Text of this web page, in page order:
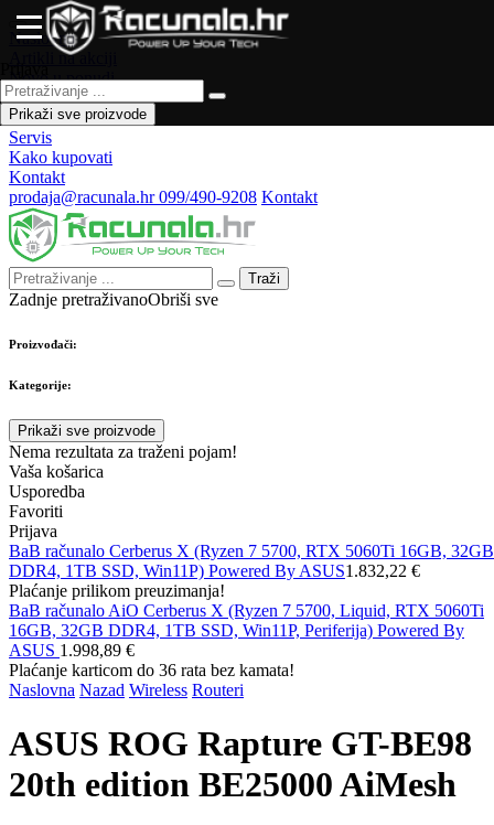
Naslovna
Artikli na akciji
Novo u ponudi
Česta pitanja
Forum
Servis
Kako kupovati
Kontakt
prodaja@racunala.hr099/490-9208 Kontakt
Traži
Zadnje pretraživanoObriši sve
Proizvođači:
Kategorije:
Prikaži sve proizvode
Nema rezultata za traženi pojam!
Vaša košarica
Usporedba
Favoriti
Prijava
Prikaži sve proizvode
BaB računalo Cerberus X (Ryzen 7 5700, RTX 5060Ti 16GB, 32GB
DDR4, 1TB SSD, Win11P) Powered By ASUS1.832,22 €
Plaćanje prilikom preuzimanja!
BaB računalo AiO Cerberus X (Ryzen 7 5700, Liquid, RTX 5060Ti
16GB, 32GB DDR4, 1TB SSD, Win11P, Periferija) Powered By
ASUS 1.998,89 €
Plaćanje karticom do 36 rata bez kamata!
Naslovna Nazad Wireless Routeri
ASUS ROG Rapture GT-BE98
20th edition BE25000 AiMesh